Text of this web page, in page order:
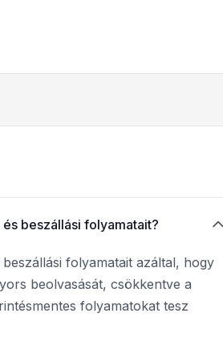
beszállási folyamatait?
folyamatait azáltal, hogy
beolvasását, csökkentve a
folyamatokat tesz